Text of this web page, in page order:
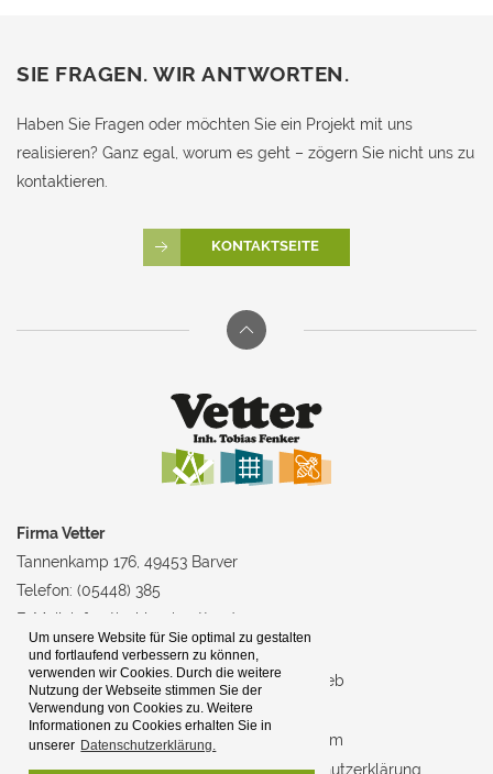
Um unsere Website für Sie optimal zu gestalten
und fortlaufend verbessern zu können,
verwenden wir Cookies. Durch die weitere
Nutzung der Webseite stimmen Sie der
Verwendung von Cookies zu. Weitere
Informationen zu Cookies erhalten Sie in
unserer Datenschutzerklärung.
SIE FRAGEN. WIR ANTWORTEN.
Haben Sie Fragen oder möchten Sie ein Projekt mit uns
realisieren? Ganz egal, worum es geht – zögern Sie nicht uns zu
kontaktieren.
KONTAKTSEITE
Firma Vetter
Tannenkamp 176, 49453 Barver
Telefon: (05448) 385
E-Mail: info@tischlerei-vetter.de
Home
Tischlerei
Trockenbau
Insektenschutz
Der Betrieb
Impressum
Datenschutzerklärung